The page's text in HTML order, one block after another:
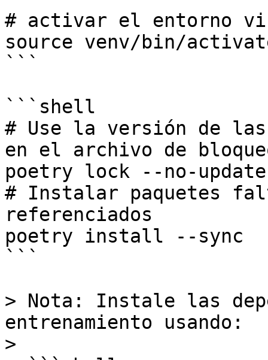
# activar el entorno
source venv/bin/
```
```shell
# Use la versión de las
en el archivo de
poetry lock --no-update
# Instalar paquetes
referenciados
poetry install --sync
```
> Nota: Instale las
entrenamiento usando:
>